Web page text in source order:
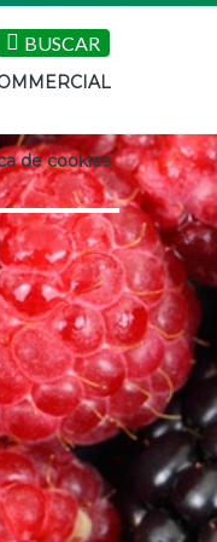
BUSCAR
de cookies